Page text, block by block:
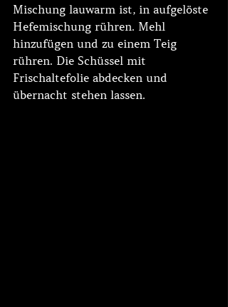
Mischung lauwarm ist, in aufgelöste
Hefemischung rühren. Mehl
hinzufügen und zu einem Teig
rühren. Die Schüssel mit
Frischaltefolie abdecken und
übernacht stehen lassen.